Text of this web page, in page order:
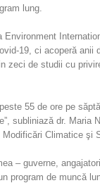
lung.
Environment
19, ci acoperă anii
zeci de studii cu
55 de ore pe
subliniază dr. Maria
Modificări Climatice şi
– guverne,
program de muncă